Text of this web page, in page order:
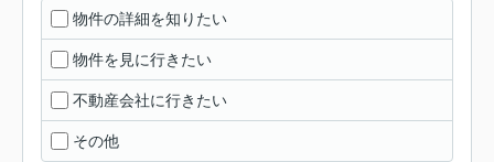
物件の詳細を知りたい
物件を見に行きたい
不動産会社に行きたい
その他